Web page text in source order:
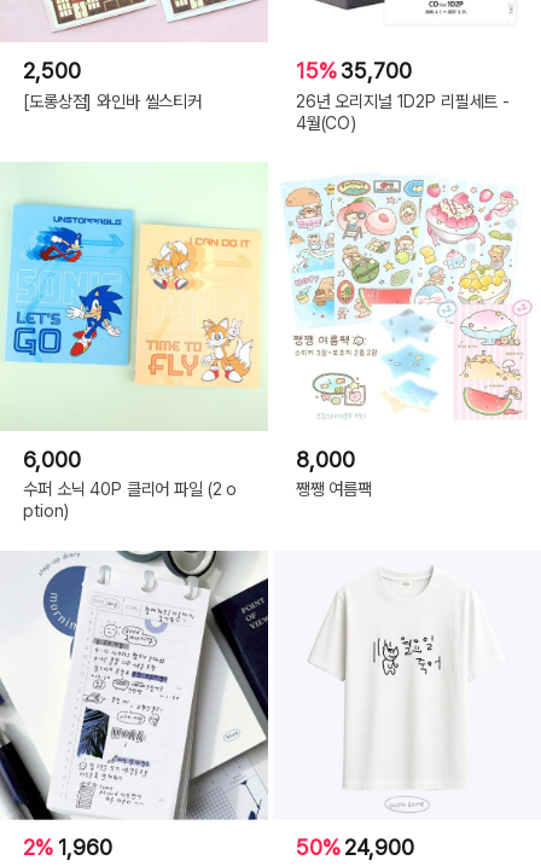
2,500
[도롱상점] 와인바 씰스티커
15%35,700
26년 오리지널 1D2P 리필세트 -
4월(CO)
6,000
수퍼 소닉 40P 클리어 파일 (2 o
ption)
8,000
쨍쨍 여름팩
2% 1,960 50%24,900